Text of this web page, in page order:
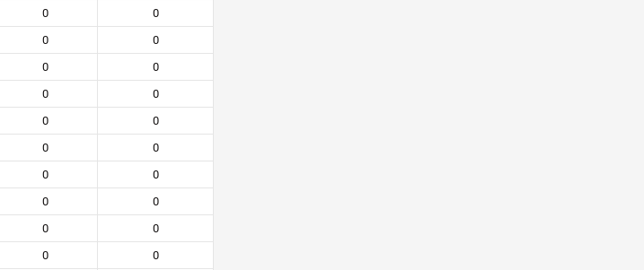
0
0
0
0
0
0
0
0
0
0
0
0
0
0
0
0
0
0
0
0